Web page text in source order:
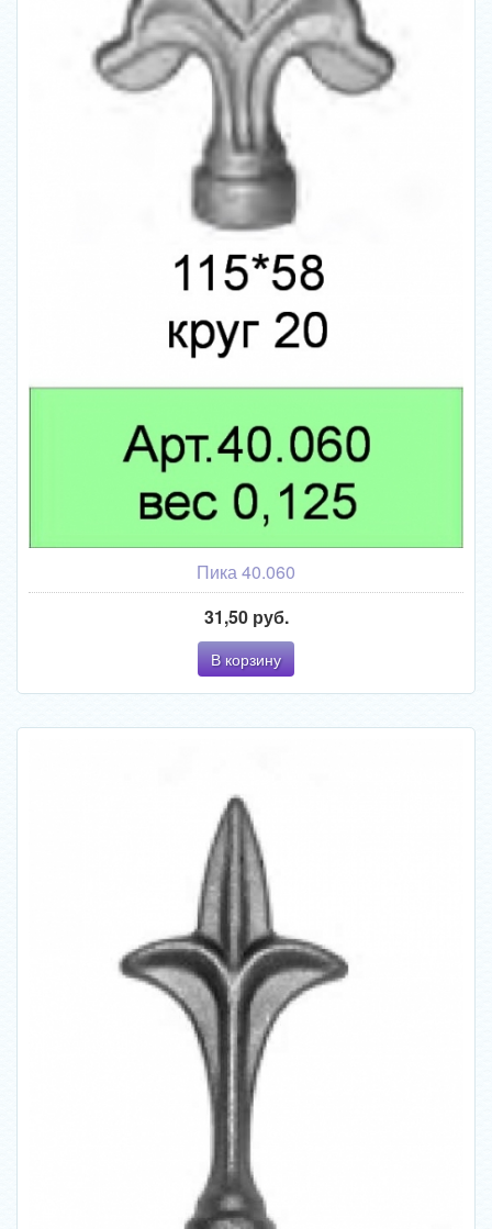
Пика 40.060
31,50 руб.
В корзину